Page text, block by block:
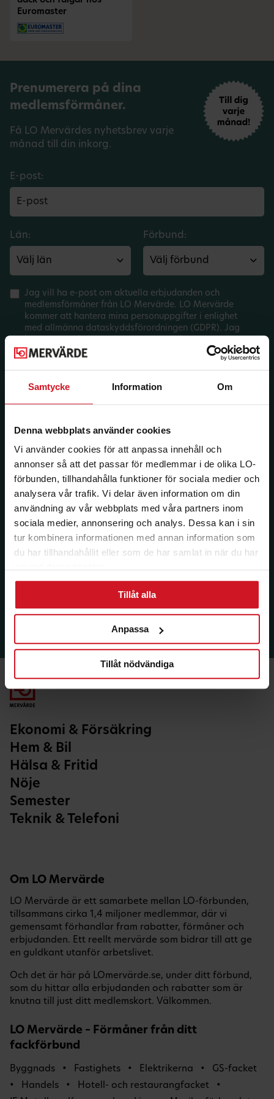
Samtycke Information Om
Denna webbplats använder cookies
Vi använder cookies för att anpassa innehåll och
annonser så att det passar för medlemmar i de olika LO-
förbunden, tillhandahålla funktioner för sociala medier och
analysera vår trafik. Vi delar även information om din
användning av vår webbplats med våra partners inom
sociala medier, annonsering och analys. Dessa kan i sin
tur kombinera informationen med annan information som
du har tillhandahållit eller som de har samlat in när du har
Tillåt alla
Anpassa
Tillåt nödvändiga
Euromaster
Prenumerera på dina
medlemsförmåner.
Få LO Mervärdes nyhetsbrev varje
månad till din inkorg.
E-post:
Län: Förbund:
Jag vill ha e-post om aktuella erbjudanden och
medlemsförmåner från LO Mervärde. LO Mervärde
kommer att hantera mina personuppgifter i enlighet
med allmänna dataskyddsförordningen (GDPR). Jag
Ekonomi & Försäkring
Hem & Bil
Hälsa & Fritid
Nöje
Semester
Teknik & Telefoni
Om LO Mervärde
LO Mervärde är ett samarbete mellan LO-förbunden,
tillsammans cirka 1,4 miljoner medlemmar, där vi
gemensamt förhandlar fram rabatter, förmåner och
erbjudanden. Ett reellt mervärde som bidrar till att ge
en guldkant utanför arbetslivet.
Och det är här på LOmervärde.se, under ditt förbund,
som du hittar alla erbjudanden och rabatter som är
knutna till just ditt medlemskort. Välkommen.
LO Mervärde – Förmåner från ditt
fackförbund
Byggnads Fastighets Elektrikerna
GS-facket
Handels
Hotell- och restaurangfacket